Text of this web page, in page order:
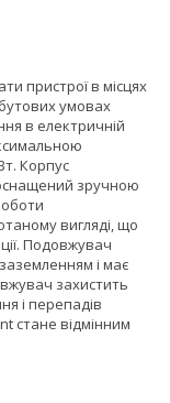
пристрої в місцях
умовах
в електричній
Корпус
зручною
вигляді, що
Подовжувач
і має
захистить
і перепадів
стане відмінним